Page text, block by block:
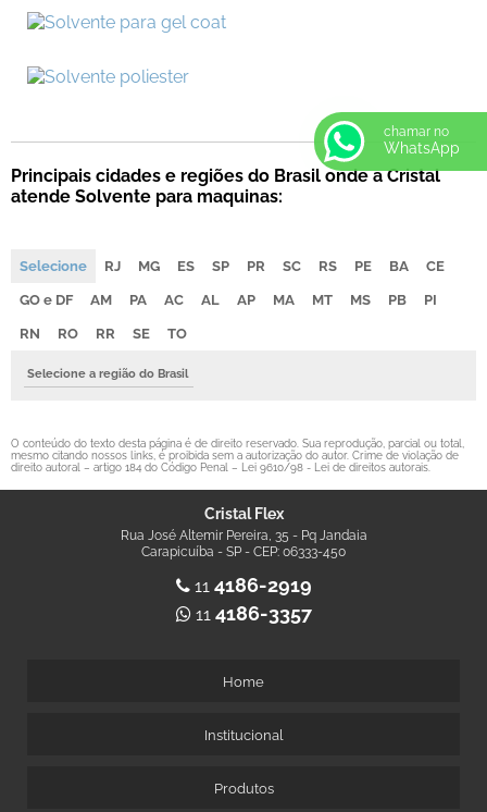
Principais cidades e regiões do Brasil onde a Cristal
atende Solvente para maquinas:
Selecione RJ MG ES SP PR SC RS PE BA CE
GO e DF AM PA AC AL AP MA MT MS PB PI
RN RO RR SE TO
Selecione a região do Brasil
O conteúdo do texto desta página é de direito reservado. Sua reprodução, parcial ou total,
mesmo citando nossos links, é proibida sem a autorização do autor. Crime de violação de
direito autoral – artigo 184 do Código Penal – Lei 9610/98 - Lei de direitos autorais.
Cristal Flex
Rua José Altemir Pereira, 35 - Pq Jandaia
Carapicuíba - SP - CEP: 06333-450
11 4186-2919
11 4186-3357
Home
Institucional
Produtos
chamar no
WhatsApp